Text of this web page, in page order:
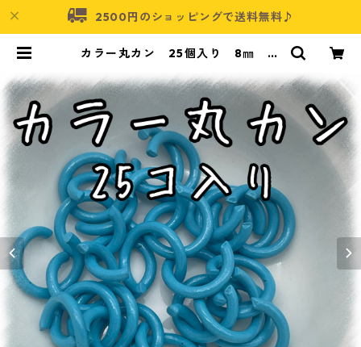
2500円のショッピングで送料無料♪
カラー丸カン 25個入り 8㎜ ブ
パーツショップ・可愛いハンドメイ
ドパーツ通販 | ネムネコ